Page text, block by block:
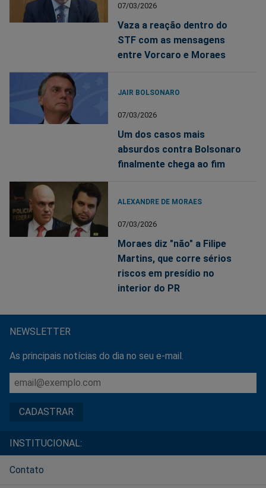
07/03/2026
Vaza a reação dentro do
STF com as mensagens
entre Vorcaro e Moraes
JAIR BOLSONARO
07/03/2026
Um dos casos mais
absurdos contra Bolsonaro
finalmente chega ao fim
ALEXANDRE DE MORAES
07/03/2026
Moraes diz "não" a Filipe
Martins, que corre sérios
riscos em presídio no
interior do PR
NEWSLETTER
As principais notícias do dia no seu e-mail.
INSTITUCIONAL:
Contato